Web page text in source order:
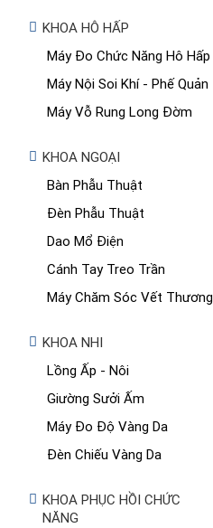
KHOA HÔ HẤP
Máy Đo Chức Năng Hô Hấp
Máy Nội Soi Khí - Phế Quản
Máy Vỗ Rung Long Đờm
KHOA NGOẠI
Bàn Phẫu Thuật
Đèn Phẫu Thuật
Dao Mổ Điện
Cánh Tay Treo Trần
Máy Chăm Sóc Vết Thương
KHOA NHI
Lồng Ấp - Nôi
Giường Sưởi Ấm
Máy Đo Độ Vàng Da
Đèn Chiếu Vàng Da
KHOA PHỤC HỒI CHỨC
NĂNG